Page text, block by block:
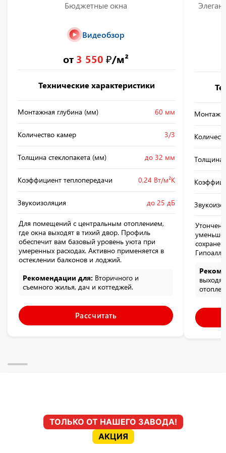
Бюджетные окна
Видеобзор
от 3 550 ₽/м²
Технические характеристики
Монтажная глубина (мм) 60 мм
Количество камер 3/3
Толщина стеклопакета (мм) до 32 мм
Коэффициент теплопередачи 0,24 Вт/м²К
Звукоизоляция до 25 дБ
Для помещений с центральным отоплением,
где окна выходят в тихий двор. Профиль
обеспечит вам базовый уровень уюта при
умеренных расходах. Активно применяется в
остеклении балконов и лоджий.
Рекомендации для: Вторичного и
съемного жилья, дач и коттеджей.
Рассчитать
Толщина
АКЦИЯ
ТОЛЬКО ОТ НАШЕГО ЗАВОДА!